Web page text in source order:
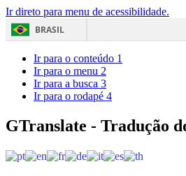
Ir direto para menu de acessibilidade.
BRASIL
Ir para o conteúdo 1
Ir para o menu 2
Ir para a busca 3
Ir para o rodapé 4
GTranslate - Tradução